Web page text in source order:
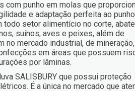
com punho em molas que
e adaptação perfeita ao
todo setor alimentício no corte,
suínos, aves e peixes, além de
no mercado industrial, de mineração,
em áreas que possuem
por lâminas.
SALISBURY que possui proteção
É a única no mercado que